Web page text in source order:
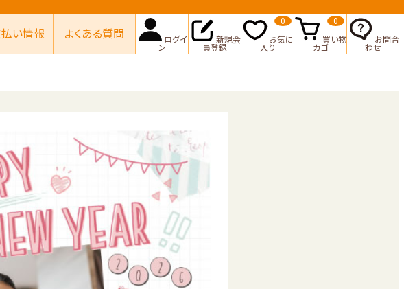
い情報 よくある質問 ログイ
ン
新規会
員登録
お気に
入り
0
買い物
カゴ
0
お問合
わせ